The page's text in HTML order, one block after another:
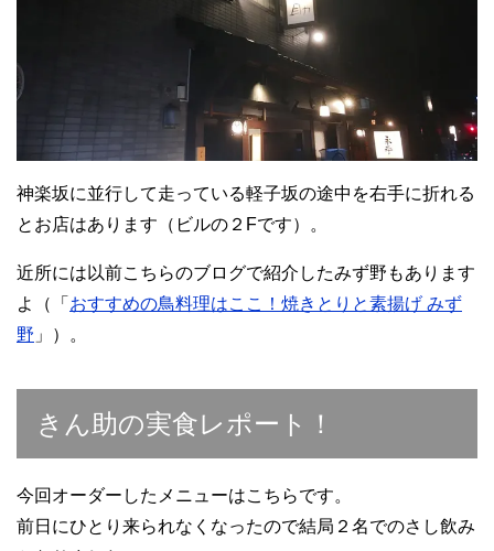
神楽坂に並行して走っている軽子坂の途中を右手に折れる
とお店はあります（ビルの２Fです）。
近所には以前こちらのブログで紹介したみず野もあります
よ（「 おすすめの鳥料理はここ！焼きとりと素揚げ みず
野 」）。
きん助の実食レポート！
今回オーダーしたメニューはこちらです。
前日にひとり来られなくなったので結局２名でのさし飲み